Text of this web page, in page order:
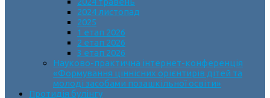
2024 листопад
2025
1 етап 2026
2 етап 2026
3 етап 2026
Науково-практична інтернет-конференція
«Формування ціннісних орієнтирів дітей та
молоді засобами позашкільної освіти»
Протидія булінгу